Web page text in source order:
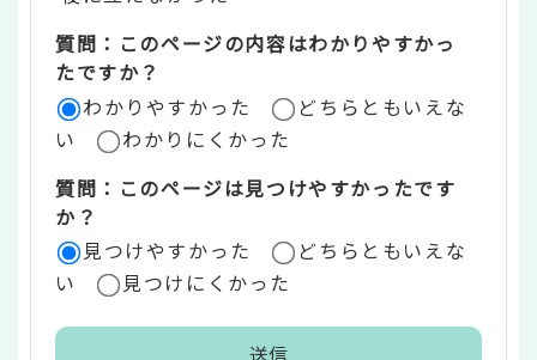
リ
ア
質問：このページの内容はわかりやすかっ
たですか？
わかりやすかった
どちらともいえな
い
わかりにくかった
質問：このページは見つけやすかったです
か？
見つけやすかった
どちらともいえな
い
見つけにくかった